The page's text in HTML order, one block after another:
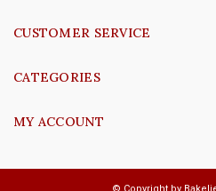
CUSTOMER SERVICE
CATEGORIES
MY ACCOUNT